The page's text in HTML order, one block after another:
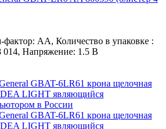
АА, Количество в упаковке :
014, Напряжение: 1.5 В